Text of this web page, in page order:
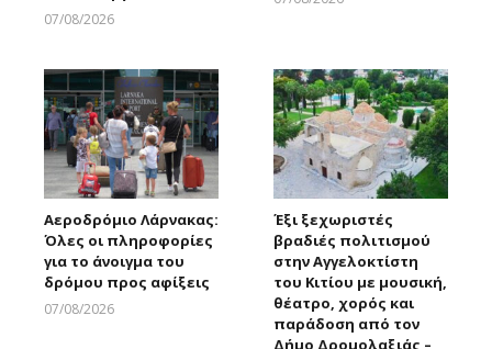
07/08/2026
Αεροδρόμιο Λάρνακας:
Όλες οι πληροφορίες
για το άνοιγμα του
δρόμου προς αφίξεις
07/08/2026
Έξι ξεχωριστές
βραδιές πολιτισμού
στην Αγγελοκτίστη
του Κιτίου με μουσική,
θέατρο, χορός και
παράδοση από τον
Δήμο Δρομολαξιάς –